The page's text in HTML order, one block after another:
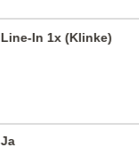
Line-In 1x (Klinke)
Ja